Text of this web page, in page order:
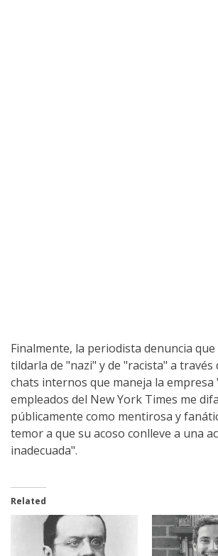
Finalmente, la periodista denuncia
tildarla de "nazi" y de "racista" a través
chats internos que maneja la
empleados del New York Times me
públicamente como mentirosa y
temor a que su acoso conlleve a una
inadecuada".
Related